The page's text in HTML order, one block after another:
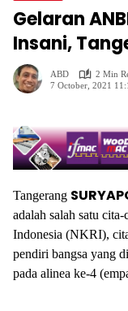
Gelaran
Insani,
ABD
2 Min
7 October, 2021
Tangerang
adalah salah satu
Indonesia (NKRI),
pendiri bangsa yang
pada alinea ke-4